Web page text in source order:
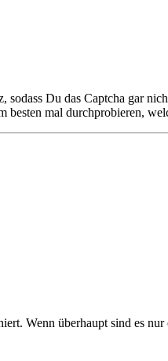
Du das Captcha gar
mal durchprobieren,
Wenn überhaupt sind es